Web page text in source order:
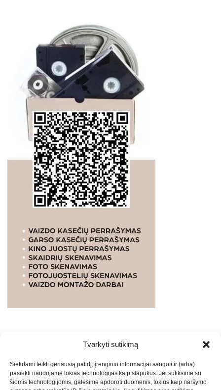
Tvarkyti sutikimą
Siekdami teikti geriausią patirtį, įrenginio informacijai saugoti ir (arba)
pasiekti naudojame tokias technologijas kaip slapukus. Jei sutiksime su
šiomis technologijomis, galėsime apdoroti duomenis, tokius kaip naršymo
PASLAUGOS. SEO tekstų rašymas, turinio kūrimas,
straipsnių rašymas ir talpinimas į mūsų valdomas